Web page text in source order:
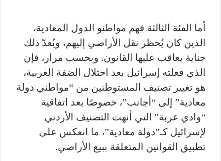
أما الفئة الثالثة فهم مواطنو الدول المعادية،
الذين كان يُحظر نقل الأراضي إليهم، ويُعدّ ذلك
جناية يعاقب عليها القانون. وبحسب مرار، فإن
الذي فعلته إسرائيل بعد احتلال الضفة الغربية،
هو تغيير تصنيف المستوطنين من “مواطني دولة
معادية” إلى “أجانب”، خصوصًا بعد اتفاقية
“وادي عربة” التي أنهت التصنيف الأردني
لإسرائيل كـ”دولة معادية”، ما انعكس على
تطبيق القوانين المتعلقة ببيع الأراضي.